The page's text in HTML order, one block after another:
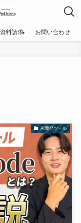
資料請求 お問い合わせ
AI開発ツール